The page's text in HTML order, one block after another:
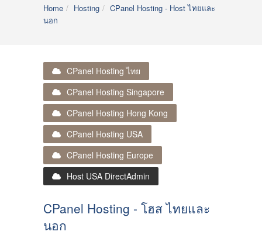
Home Hosting
CPanel Hosting - Host ไทยและ
นอก
CPanel Hosting ไทย
CPanel Hosting Singapore
CPanel Hosting Hong Kong
CPanel Hosting USA
CPanel Hosting Europe
Host USA DirectAdmin
CPanel Hosting - โฮส ไทยและ
นอก